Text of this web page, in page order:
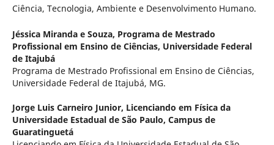
Ciência, Tecnologia, Ambiente e Desenvolvimento Humano.
Jéssica Miranda e Souza, Programa de Mestrado
Profissional em Ensino de Ciências, Universidade Federal
de Itajubá
Programa de Mestrado Profissional em Ensino de Ciências,
Universidade Federal de Itajubá, MG.
Jorge Luis Carneiro Junior, Licenciando em Física da
Universidade Estadual de São Paulo, Campus de
Guaratinguetá